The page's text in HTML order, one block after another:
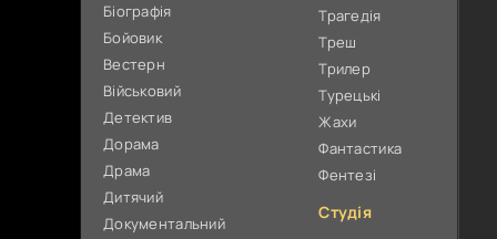
Біографія
Бойовик
Вестерн
Військовий
Детектив
Дорама
Драма
Дитячий
Документальний
Трагедія
Треш
Трилер
Турецькі
Жахи
Фантастика
Фентезі
Студія